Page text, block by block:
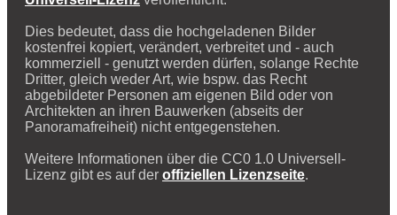
Dies bedeutet, dass die hochgeladenen Bilder
kostenfrei kopiert, verändert, verbreitet und - auch
kommerziell - genutzt werden dürfen, solange Rechte
Dritter, gleich weder Art, wie bspw. das Recht
abgebildeter Personen am eigenen Bild oder von
Architekten an ihren Bauwerken (abseits der
Panoramafreiheit) nicht entgegenstehen.
Weitere Informationen über die CC0 1.0 Universell-
Lizenz gibt es auf der offiziellen Lizenzseite.